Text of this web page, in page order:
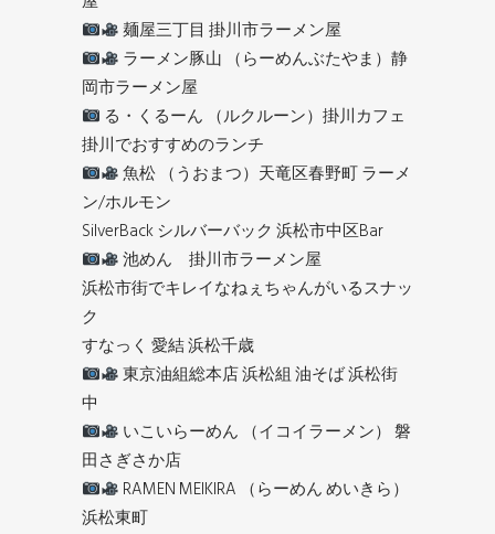
麺屋三丁目 掛川市ラーメン屋
ラーメン豚山 （らーめんぶたやま）静
岡市ラーメン屋
る・くるーん （ルクルーン）掛川カフェ
掛川でおすすめのランチ
魚松 （うおまつ）天竜区春野町 ラーメ
ン/ホルモン
SilverBack シルバーバック 浜松市中区Bar
池めん 掛川市ラーメン屋
浜松市街でキレイなねぇちゃんがいるスナッ
ク
すなっく 愛結 浜松千歳
東京油組総本店 浜松組 油そば 浜松街
中
いこいらーめん （イコイラーメン） 磐
田さぎさか店
RAMEN MEIKIRA （らーめん めいきら）
浜松東町